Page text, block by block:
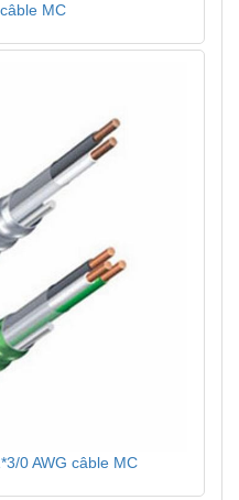
MC
0 AWG câble MC